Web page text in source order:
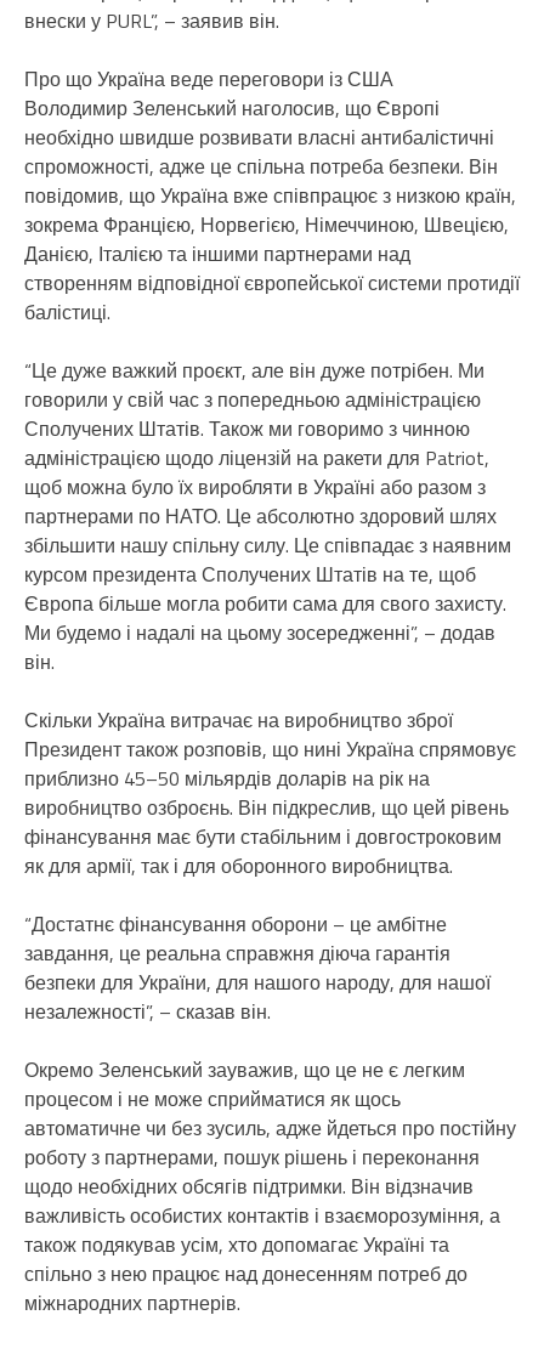
внески у PURL”, – заявив він.
Про що Україна веде переговори із США
Володимир Зеленський наголосив, що Європі
необхідно швидше розвивати власні антибалістичні
спроможності, адже це спільна потреба безпеки. Він
повідомив, що Україна вже співпрацює з низкою країн,
зокрема Францією, Норвегією, Німеччиною, Швецією,
Данією, Італією та іншими партнерами над
створенням відповідної європейської системи протидії
балістиці.
“Це дуже важкий проєкт, але він дуже потрібен. Ми
говорили у свій час з попередньою адміністрацією
Сполучених Штатів. Також ми говоримо з чинною
адміністрацією щодо ліцензій на ракети для Patriot,
щоб можна було їх виробляти в Україні або разом з
партнерами по НАТО. Це абсолютно здоровий шлях
збільшити нашу спільну силу. Це співпадає з наявним
курсом президента Сполучених Штатів на те, щоб
Європа більше могла робити сама для свого захисту.
Ми будемо і надалі на цьому зосередженні”, – додав
він.
Скільки Україна витрачає на виробництво зброї
Президент також розповів, що нині Україна спрямовує
приблизно 45–50 мільярдів доларів на рік на
виробництво озброєнь. Він підкреслив, що цей рівень
фінансування має бути стабільним і довгостроковим
як для армії, так і для оборонного виробництва.
“Достатнє фінансування оборони – це амбітне
завдання, це реальна справжня діюча гарантія
безпеки для України, для нашого народу, для нашої
незалежності”, – сказав він.
Окремо Зеленський зауважив, що це не є легким
процесом і не може сприйматися як щось
автоматичне чи без зусиль, адже йдеться про постійну
роботу з партнерами, пошук рішень і переконання
щодо необхідних обсягів підтримки. Він відзначив
важливість особистих контактів і взаєморозуміння, а
також подякував усім, хто допомагає Україні та
спільно з нею працює над донесенням потреб до
міжнародних партнерів.